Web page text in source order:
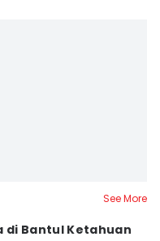
See More
di Bantul Ketahuan